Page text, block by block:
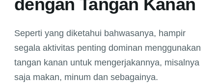
dengan Tangan Kanan
Seperti yang diketahui bahwasanya, hampir
segala aktivitas penting dominan menggunakan
tangan kanan untuk mengerjakannya, misalnya
saja makan, minum dan sebagainya.